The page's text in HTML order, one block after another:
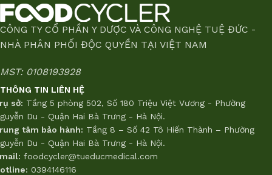
CÔNG TY CỔ PHẦN Y DƯỢC VÀ CÔNG NGHỆ TUỆ ĐỨC -
NHÀ PHÂN PHỐI ĐỘC QUYỀN TẠI VIỆT NAM
MST: 0108193928
THÔNG TIN LIÊN HỆ
sở: Tầng 5 phòng 502, Số 180 Triệu Việt Vương - Phường
Du - Quận Hai Bà Trưng - Hà Nội.
tâm bảo hành: Tầng 8 – Số 42 Tô Hiến Thành – Phường
Du - Quận Hai Bà Trưng - Hà Nội.
foodcycler@tueducmedical.com
0394146116